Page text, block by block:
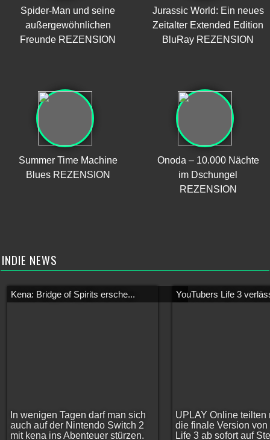
Spider-Man und seine
außergewöhnlichen
Freunde REZENSION
Jurassic World: Ein neues
Zeitalter Extended Edition
BluRay REZENSION
Summer Time Machine
Blues REZENSION
Onoda – 10.000 Nächte
im Dschungel
REZENSION
INDIE NEWS
Kena: Bridge of Spirits ersche...
In wenigen Tagen darf man sich
auch auf der Nintendo Switch 2
mit kena ins Abenteuer stürzen.
YouTubers Life 3
UPLAY Online teilten
die finale Version von
Life 3 ab sofort auf